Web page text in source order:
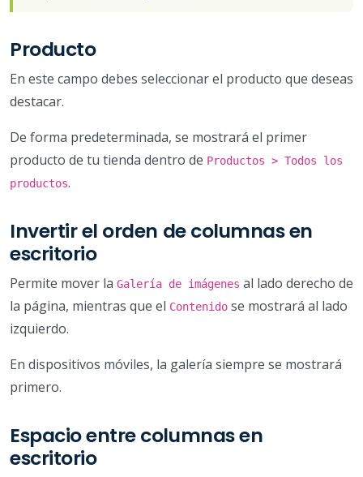
Producto
En este campo debes seleccionar el producto que deseas
destacar.
De forma predeterminada, se mostrará el primer
producto de tu tienda dentro de Productos > Todos los
productos.
Invertir el orden de columnas en
escritorio
Permite mover la Galería de imágenes al lado derecho de
la página, mientras que el Contenido se mostrará al lado
izquierdo.
En dispositivos móviles, la galería siempre se mostrará
primero.
Espacio entre columnas en
escritorio